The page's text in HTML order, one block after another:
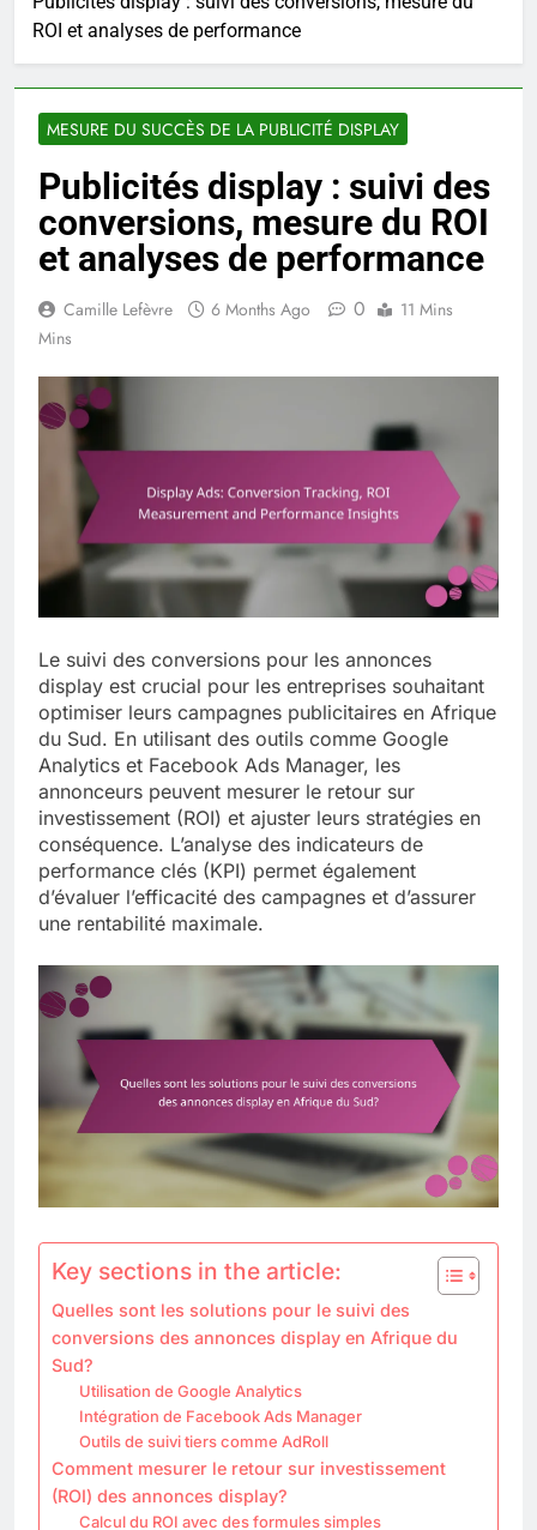
ROI et analyses de performance
MESURE DU SUCCÈS DE LA PUBLICITÉ DISPLAY
Publicités display : suivi des
conversions, mesure du ROI
et analyses de performance
Camille Lefèvre 6 Months Ago 0
11 Mins
Mins
Le suivi des conversions pour les annonces
display est crucial pour les entreprises souhaitant
optimiser leurs campagnes publicitaires en Afrique
du Sud. En utilisant des outils comme Google
Analytics et Facebook Ads Manager, les
annonceurs peuvent mesurer le retour sur
investissement (ROI) et ajuster leurs stratégies en
conséquence. L’analyse des indicateurs de
performance clés (KPI) permet également
d’évaluer l’efficacité des campagnes et d’assurer
une rentabilité maximale.
Key sections in the article:
Quelles sont les solutions pour le suivi des
conversions des annonces display en Afrique du
Sud?
Utilisation de Google Analytics
Intégration de Facebook Ads Manager
Outils de suivi tiers comme AdRoll
Comment mesurer le retour sur investissement
(ROI) des annonces display?
Calcul du ROI avec des formules simples